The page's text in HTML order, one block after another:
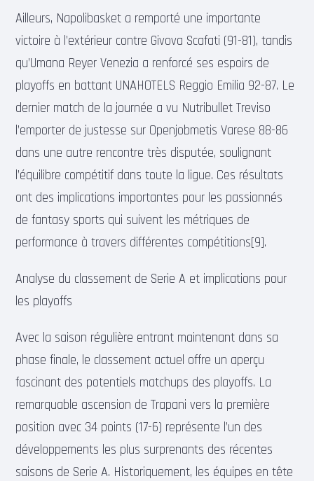
Ailleurs, Napolibasket a remporté une importante
victoire à l’extérieur contre Givova Scafati (91-81), tandis
qu’Umana Reyer Venezia a renforcé ses espoirs de
playoffs en battant UNAHOTELS Reggio Emilia 92-87. Le
dernier match de la journée a vu Nutribullet Treviso
l’emporter de justesse sur Openjobmetis Varese 88-86
dans une autre rencontre très disputée, soulignant
l’équilibre compétitif dans toute la ligue. Ces résultats
ont des implications importantes pour les passionnés
de fantasy sports qui suivent les métriques de
performance à travers différentes compétitions[9].
Analyse du classement de Serie A et implications pour
les playoffs
Avec la saison régulière entrant maintenant dans sa
phase finale, le classement actuel offre un aperçu
fascinant des potentiels matchups des playoffs. La
remarquable ascension de Trapani vers la première
position avec 34 points (17-6) représente l’un des
développements les plus surprenants des récentes
saisons de Serie A. Historiquement, les équipes en tête